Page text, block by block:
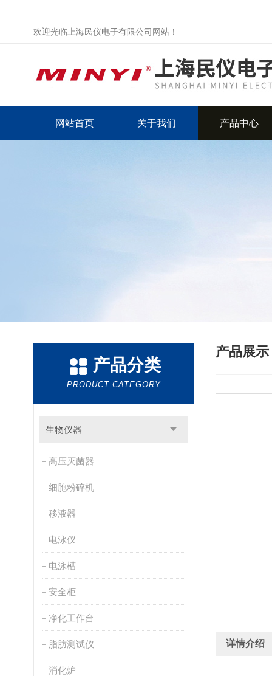
欢迎光临上海民仪电子有限公司网站！
网站首页 关于我们 产品中心
产品分类
PRODUCT CATEGORY
生物仪器
高压灭菌器
细胞粉碎机
移液器
电泳仪
电泳槽
安全柜
净化工作台
脂肪测试仪
消化炉
产品展示
详情介绍